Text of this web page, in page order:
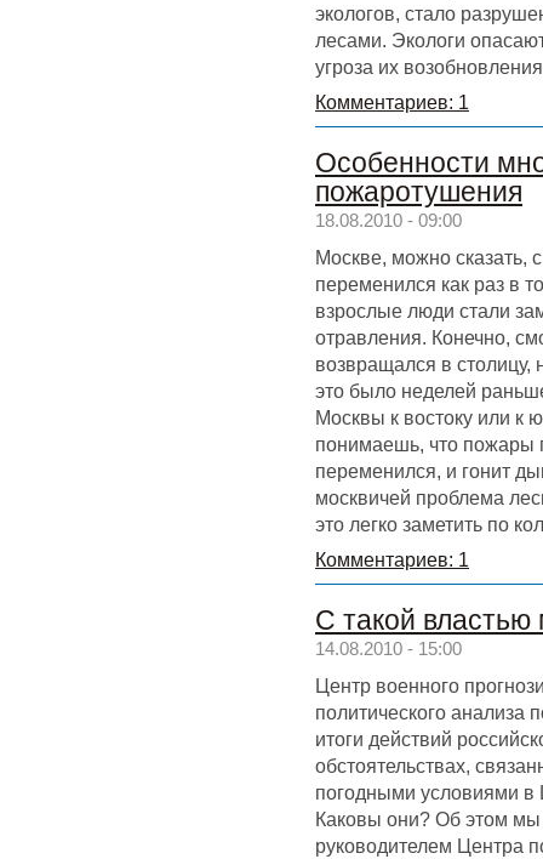
экологов, стало
лесами. Экологи
угроза их
Комментариев: 1
Особенности
пожаротушения
18.08.2010 - 09:00
Москве, можно сказать,
переменился как раз в
взрослые люди стали
отравления. Конечно,
возвращался в столицу,
это было неделей
Москвы к востоку или к
понимаешь, что пожары
переменился, и гонит
москвичей проблема
это легко заметить по
Комментариев: 1
С такой
14.08.2010 - 15:00
Центр военного
политического анализа
итоги действий
обстоятельствах,
погодными условиями в
Каковы они? Об этом мы
руководителем Центра